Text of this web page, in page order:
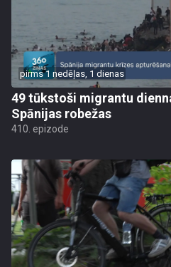
pirms 1 nedēļas, 1 dienas
49 tūkstoši migrantu
Spānijas robežas
410. epizode